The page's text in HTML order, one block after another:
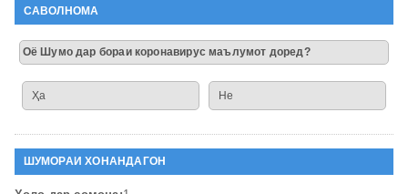
САВОЛНОМА
Оё Шумо дар бораи коронавирус маълумот доред?
Ҳа Не
ШУМОРАИ ХОНАНДАГОН